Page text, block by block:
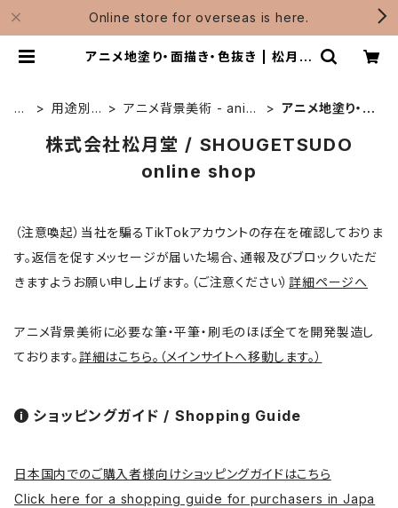
Online store for overseas is here.
アニメ地塗り・面描き・色抜き | 松月堂
H
用途別 -
アニメ背景美術 - anim
アニメ地塗り・面
株式会社松月堂 / SHOUGETSUDO
online shop
（注意喚起）当社を騙るTikTokアカウントの存在を確認しておりま
す。返信を促すメッセージが届いた場合、通報及びブロックいただ
きますようお願い申し上げます。（ご注意ください）詳細ページへ
アニメ背景美術に必要な筆・平筆・刷毛のほぼ全てを開発製造し
ております。詳細はこちら。（メインサイトへ移動します。）
ショッピングガイド / Shopping Guide
日本国内でのご購入者様向けショッピングガイドはこちら
Click here for a shopping guide for purchasers in Japa